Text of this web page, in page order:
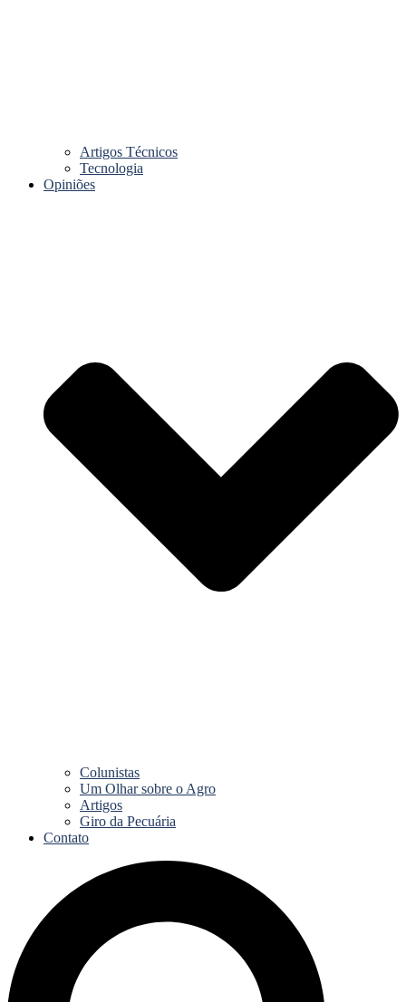
Artigos Técnicos
Tecnologia
Opiniões
Colunistas
Um Olhar sobre o Agro
Artigos
Giro da Pecuária
Contato